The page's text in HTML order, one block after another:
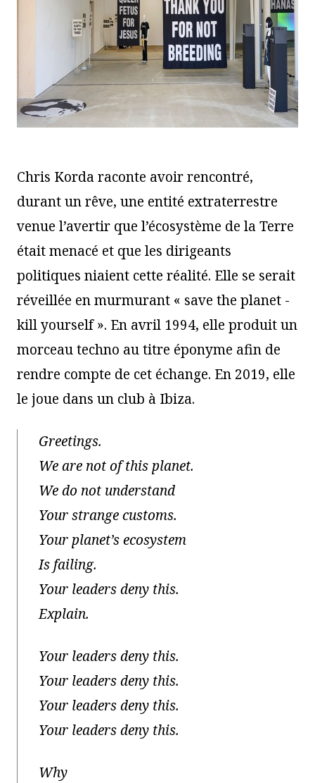
Chris Korda raconte avoir rencontré,
durant un rêve, une entité extraterrestre
venue l’avertir que l’écosystème de la Terre
était menacé et que les dirigeants
politiques niaient cette réalité. Elle se serait
réveillée en murmurant « save the planet -
kill yourself ». En avril 1994, elle produit un
morceau techno au titre éponyme afin de
rendre compte de cet échange. En 2019, elle
le joue dans un club à Ibiza.
Greetings.
We are not of this planet.
We do not understand
Your strange customs.
Your planet’s ecosystem
Is failing.
Your leaders deny this.
Explain.
Your leaders deny this.
Your leaders deny this.
Your leaders deny this.
Your leaders deny this.
Why